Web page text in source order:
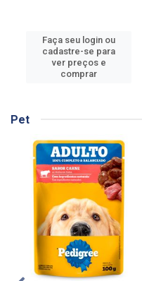
Faça seu login ou
cadastre-se para
ver preços e
comprar
Pet